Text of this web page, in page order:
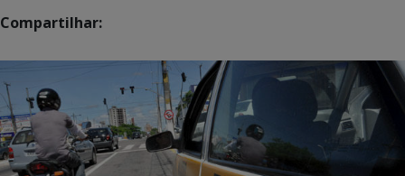
Compartilhar: